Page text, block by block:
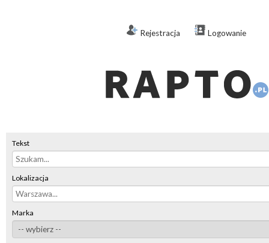
Rejestracja Logowanie
Tekst
Lokalizacja
Marka